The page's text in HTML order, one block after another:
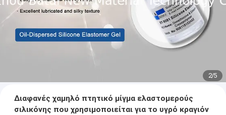
2/5
Διαφανές χαμηλό πτητικό μίγμα ελαστομερούς
σιλικόνης που χρησιμοποιείται για το υγρό κραγιόν